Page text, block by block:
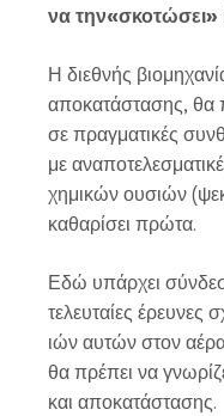
να την«σκοτώσει»
Η διεθνής
αποκατάστασης, θα
σε πραγματικές
με
χημικών ουσιών
καθαρίσει πρώτα.
Εδώ υπάρχει
τελευταίες έρευνες
ιών αυτών στον αέρα
θα πρέπει να
και αποκατάστασης.